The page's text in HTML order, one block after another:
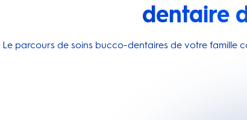
dentaire
Le parcours de soins bucco-dentaires de votre famille